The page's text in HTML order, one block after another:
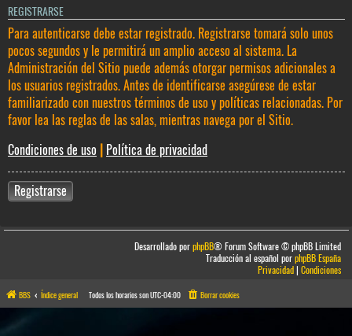
REGISTRARSE
Para autenticarse debe estar registrado. Registrarse tomará solo unos
pocos segundos y le permitirá un amplio acceso al sistema. La
Administración del Sitio puede además otorgar permisos adicionales a
los usuarios registrados. Antes de identificarse asegúrese de estar
familiarizado con nuestros términos de uso y políticas relacionadas. Por
favor lea las reglas de las salas, mientras navega por el Sitio.
Condiciones de uso
Política de privacidad
Registrarse
Desarrollado porphpBB® Forum Software © phpBB Limited
Traducción al español porphpBB España
Privacidad|Condiciones
BBS Índice general Todos los horarios sonUTC-04:00 Borrar cookies